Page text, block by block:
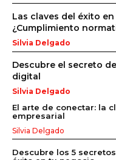
Las claves del éxito
¿Cumplimiento
Silvia Delgado
Descubre el secreto
digital
Silvia Delgado
El arte de conectar: la
empresarial
Silvia Delgado
Descubre los 5